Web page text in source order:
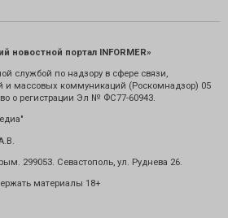
новостной портал INFORMER»
службой по надзору в сфере связи,
и массовых коммуникаций (Роскомнадзор) 05
о регистрации Эл № ФС77-60943.
299053. Севастополь, ул. Руднева 26.
материалы 18+